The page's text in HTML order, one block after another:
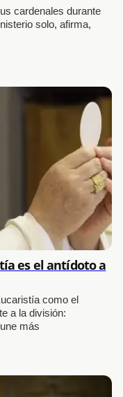
cardenales durante
solo, afirma,
es el antídoto a
como el
a la división:
más